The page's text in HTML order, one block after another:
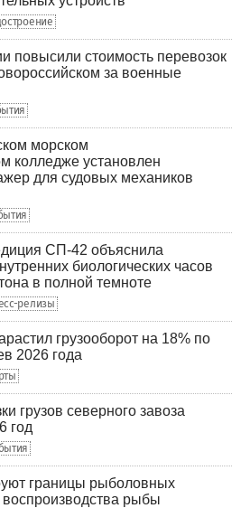
повысили стоимость перевозок
за военные
морском
колледже установлен
для судовых механиков
СП-42 объяснила
биологических часов
в полной темноте
релизы
грузооборот на 18% по
2026 года
грузов северного завоза
год
границы рыболовных
воспроизводства рыбы